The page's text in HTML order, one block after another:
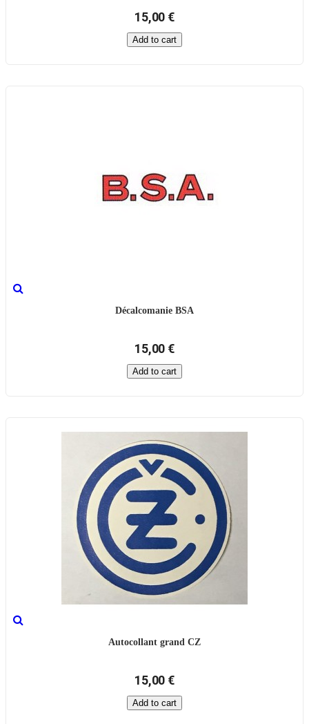
15,00 €
Add to cart
Décalcomanie BSA
15,00 €
Add to cart
Autocollant grand CZ
15,00 €
Add to cart